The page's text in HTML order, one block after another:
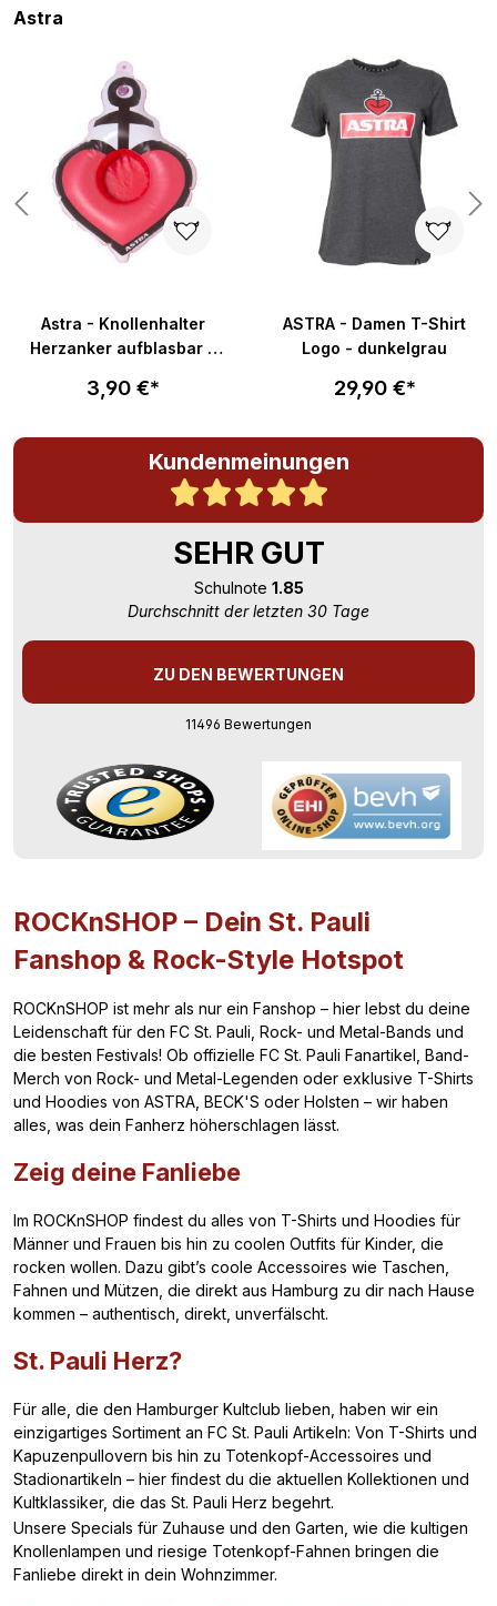
Produktgalerie überspringen
Astra
Astra - Knollenhalter
Herzanker aufblasbar -
3,90 €*
ASTRA - Damen T-Shirt
Logo - dunkelgrau
29,90 €*
Kundenmeinungen
SEHR GUT
Schulnote 1.85
Durchschnitt der letzten 30 Tage
ZU DEN BEWERTUNGEN
11496 Bewertungen
ROCKnSHOP – Dein St. Pauli
Fanshop & Rock-Style Hotspot
ROCKnSHOP ist mehr als nur ein Fanshop – hier lebst du deine
Leidenschaft für den FC St. Pauli, Rock- und Metal-Bands und
die besten Festivals! Ob offizielle FC St. Pauli Fanartikel, Band-
Merch von Rock- und Metal-Legenden oder exklusive T-Shirts
und Hoodies von ASTRA, BECK'S oder Holsten – wir haben
alles, was dein Fanherz höherschlagen lässt.
Zeig deine Fanliebe
Im ROCKnSHOP findest du alles von T-Shirts und Hoodies für
Männer und Frauen bis hin zu coolen Outfits für Kinder, die
rocken wollen. Dazu gibt’s coole Accessoires wie Taschen,
Fahnen und Mützen, die direkt aus Hamburg zu dir nach Hause
kommen – authentisch, direkt, unverfälscht.
St. Pauli Herz?
Für alle, die den Hamburger Kultclub lieben, haben wir ein
einzigartiges Sortiment an FC St. Pauli Artikeln: Von T-Shirts und
Kapuzenpullovern bis hin zu Totenkopf-Accessoires und
Stadionartikeln – hier findest du die aktuellen Kollektionen und
Kultklassiker, die das St. Pauli Herz begehrt.
Unsere Specials für Zuhause und den Garten, wie die kultigen
Knollenlampen und riesige Totenkopf-Fahnen bringen die
Fanliebe direkt in dein Wohnzimmer.